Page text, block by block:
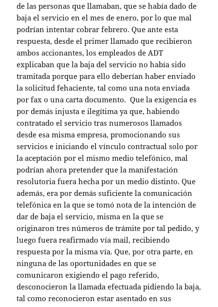
de las personas que llamaban, que se había dado de
baja el servicio en el mes de enero, por lo que mal
podrían intentar cobrar febrero. Que ante esta
respuesta, desde el primer llamado que recibieron
ambos accionantes, los empleados de ADT
explicaban que la baja del servicio no había sido
tramitada porque para ello deberían haber enviado
la solicitud fehaciente, tal como una nota enviada
por fax o una carta documento. Que la exigencia es
por demás injusta e ilegítima ya que, habiendo
contratado el servicio tras numerosos llamados
desde esa misma empresa, promocionando sus
servicios e iniciando el vínculo contractual solo por
la aceptación por el mismo medio telefónico, mal
podrían ahora pretender que la manifestación
resolutoria fuera hecha por un medio distinto. Que
además, era por demás suficiente la comunicación
telefónica en la que se tomó nota de la intención de
dar de baja el servicio, misma en la que se
originaron tres números de trámite por tal pedido, y
luego fuera reafirmado vía mail, recibiendo
respuesta por la misma vía. Que, por otra parte, en
ninguna de las oportunidades en que se
comunicaron exigiendo el pago referido,
desconocieron la llamada efectuada pidiendo la baja,
tal como reconocieron estar asentado en sus